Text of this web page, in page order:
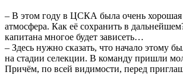
– В этом году в ЦСКА была очень хорошая
атмосфера. Как её сохранить в
капитана многое будет зависеть…
– Здесь нужно сказать, что начало этому
на стадии селекции. В команду пришли
Причём, по всей видимости, перед